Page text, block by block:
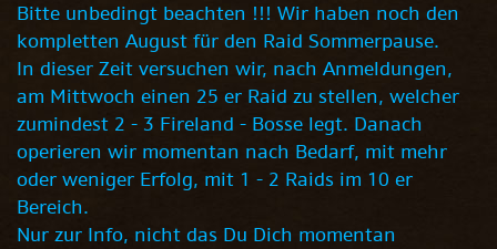
Bitte unbedingt beachten !!! Wir haben noch den
kompletten August für den Raid Sommerpause.
In dieser Zeit versuchen wir, nach Anmeldungen,
am Mittwoch einen 25 er Raid zu stellen, welcher
zumindest 2 - 3 Fireland - Bosse legt. Danach
operieren wir momentan nach Bedarf, mit mehr
oder weniger Erfolg, mit 1 - 2 Raids im 10 er
Bereich.
Nur zur Info, nicht das Du Dich momentan